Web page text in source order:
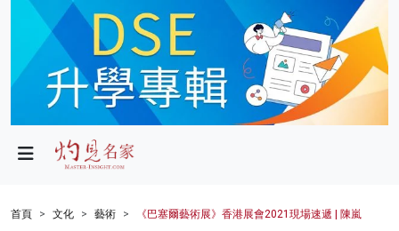
政局
財經
首頁 文化 藝術 《巴塞爾藝術展》香港展會2021現場速遞 | 陳嵐